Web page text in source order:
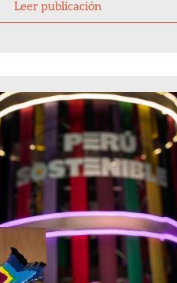
Leer publicación